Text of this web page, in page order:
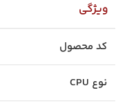
ویژگی
کد محصول
نوع CPU